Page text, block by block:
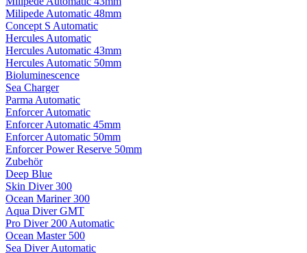
Milipede Automatic 48mm
Concept S Automatic
Hercules Automatic
Hercules Automatic 43mm
Hercules Automatic 50mm
Bioluminescence
Sea Charger
Parma Automatic
Enforcer Automatic
Enforcer Automatic 45mm
Enforcer Automatic 50mm
Enforcer Power Reserve 50mm
Zubehör
Deep Blue
Skin Diver 300
Ocean Mariner 300
Aqua Diver GMT
Pro Diver 200 Automatic
Ocean Master 500
Sea Diver Automatic